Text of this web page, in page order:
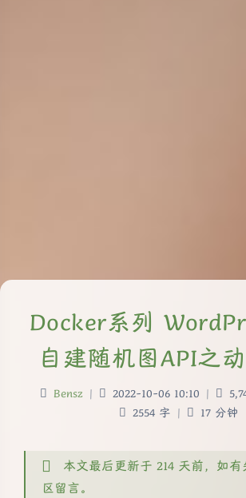
Docker系列
自建随机图API之
Bensz | 2022-10-06 10:10 |
2554 字 | 17 分钟
本文最后更新于 214 天前，如
区留言。